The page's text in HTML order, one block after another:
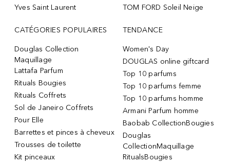
Yves Saint Laurent
TOM FORD Soleil Neige
CATÉGORIES POPULAIRES
Douglas Collection
Maquillage
Lattafa Parfum
Rituals Bougies
Rituals Coffrets
Sol de Janeiro Coffrets
Pour Elle
Barrettes et pinces à cheveux
Trousses de toilette
Kit pinceaux
TENDANCE
Women's Day
DOUGLAS online giftcard
Top 10 parfums
Top 10 parfums femme
Top 10 parfums homme
Armani Parfum homme
Baobab CollectionBougies
Douglas
CollectionMaquillage
RitualsBougies